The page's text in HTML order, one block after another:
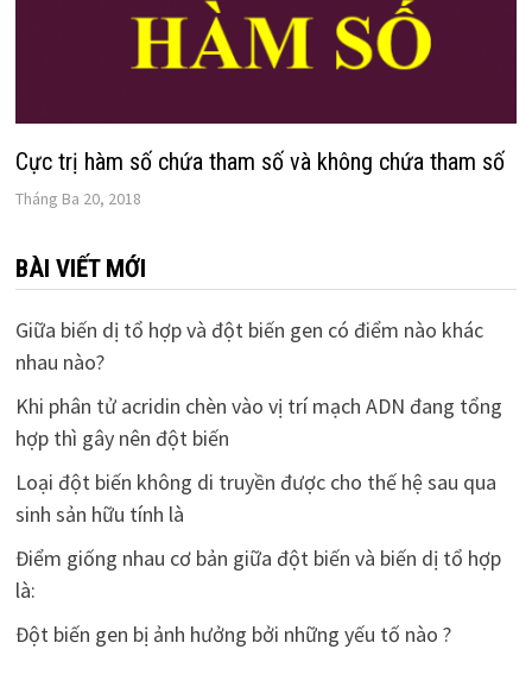
Cực trị hàm số chứa tham số và không chứa tham số
Tháng Ba 20, 2018
BÀI VIẾT MỚI
Giữa biến dị tổ hợp và đột biến gen có điểm nào khác
nhau nào?
Khi phân tử acridin chèn vào vị trí mạch ADN đang tổng
hợp thì gây nên đột biến
Loại đột biến không di truyền được cho thế hệ sau qua
sinh sản hữu tính là
Điểm giống nhau cơ bản giữa đột biến và biến dị tổ hợp
là:
Đột biến gen bị ảnh hưởng bởi những yếu tố nào ?